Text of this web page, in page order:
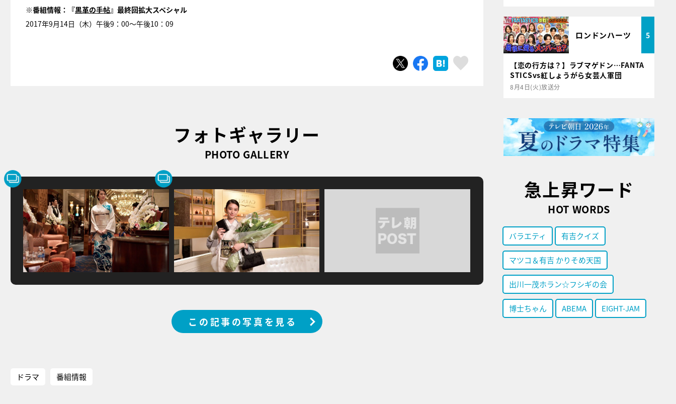
※番組情報：『黒革の手帖』最終回拡大スペシャル
2017年9月14日（木） 午後9：00～午後10：09
ツイートシェア はてブ
フォトギャラリー
PHOTO GALLERY
この記事の写真を見る
ドラマ 番組情報
ロンドンハーツ 5
【恋の行方は？】ラブマゲドン…FANTA
STICSvs紅しょうがら女芸人軍団
8月4日(火)放送分
急上昇ワード
HOT WORDS
バラエティ 有吉クイズ
マツコ＆有吉 かりそめ天国
出川一茂ホラン☆フシギの会
博士ちゃん ABEMA EIGHT-JAM